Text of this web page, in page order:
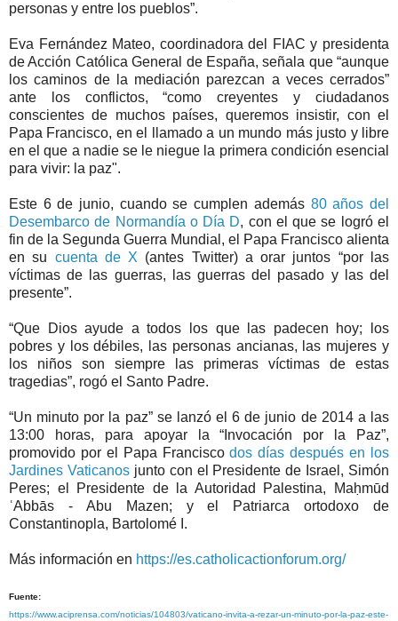
personas y entre los pueblos”.
Eva Fernández Mateo, coordinadora del FIAC y presidenta
de Acción Católica General de España, señala que “aunque
los caminos de la mediación parezcan a veces cerrados”
ante los conflictos, “como creyentes y ciudadanos
conscientes de muchos países, queremos insistir, con el
Papa Francisco, en el llamado a un mundo más justo y libre
en el que a nadie se le niegue la primera condición esencial
para vivir: la paz".
Este 6 de junio, cuando se cumplen además80 años del
Desembarco de Normandía o Día D, con el que se logró el
fin de la Segunda Guerra Mundial, el Papa Francisco alienta
en su cuenta de X (antes Twitter) a orar juntos “por las
víctimas de las guerras, las guerras del pasado y las del
presente”.
“Que Dios ayude a todos los que las padecen hoy; los
pobres y los débiles, las personas ancianas, las mujeres y
los niños son siempre las primeras víctimas de estas
tragedias”, rogó el Santo Padre.
“Un minuto por la paz” se lanzó el 6 de junio de 2014 a las
13:00 horas, para apoyar la “Invocación por la Paz”,
promovido por el Papa Franciscodos días después en los
Jardines Vaticanosjunto con el Presidente de Israel, Simón
Peres; el Presidente de la Autoridad Palestina, Maḥmūd
ʿAbbās - Abu Mazen; y el Patriarca ortodoxo de
Constantinopla, Bartolomé I.
Más información en https://es.catholicactionforum.org/
Fuente:
https://www.aciprensa.com/noticias/104803/vaticano-invita-a-rezar-un-minuto-por-la-paz-este-